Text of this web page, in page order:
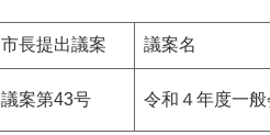
市長提出議案 議案名
議案第43号 令和４年度一般